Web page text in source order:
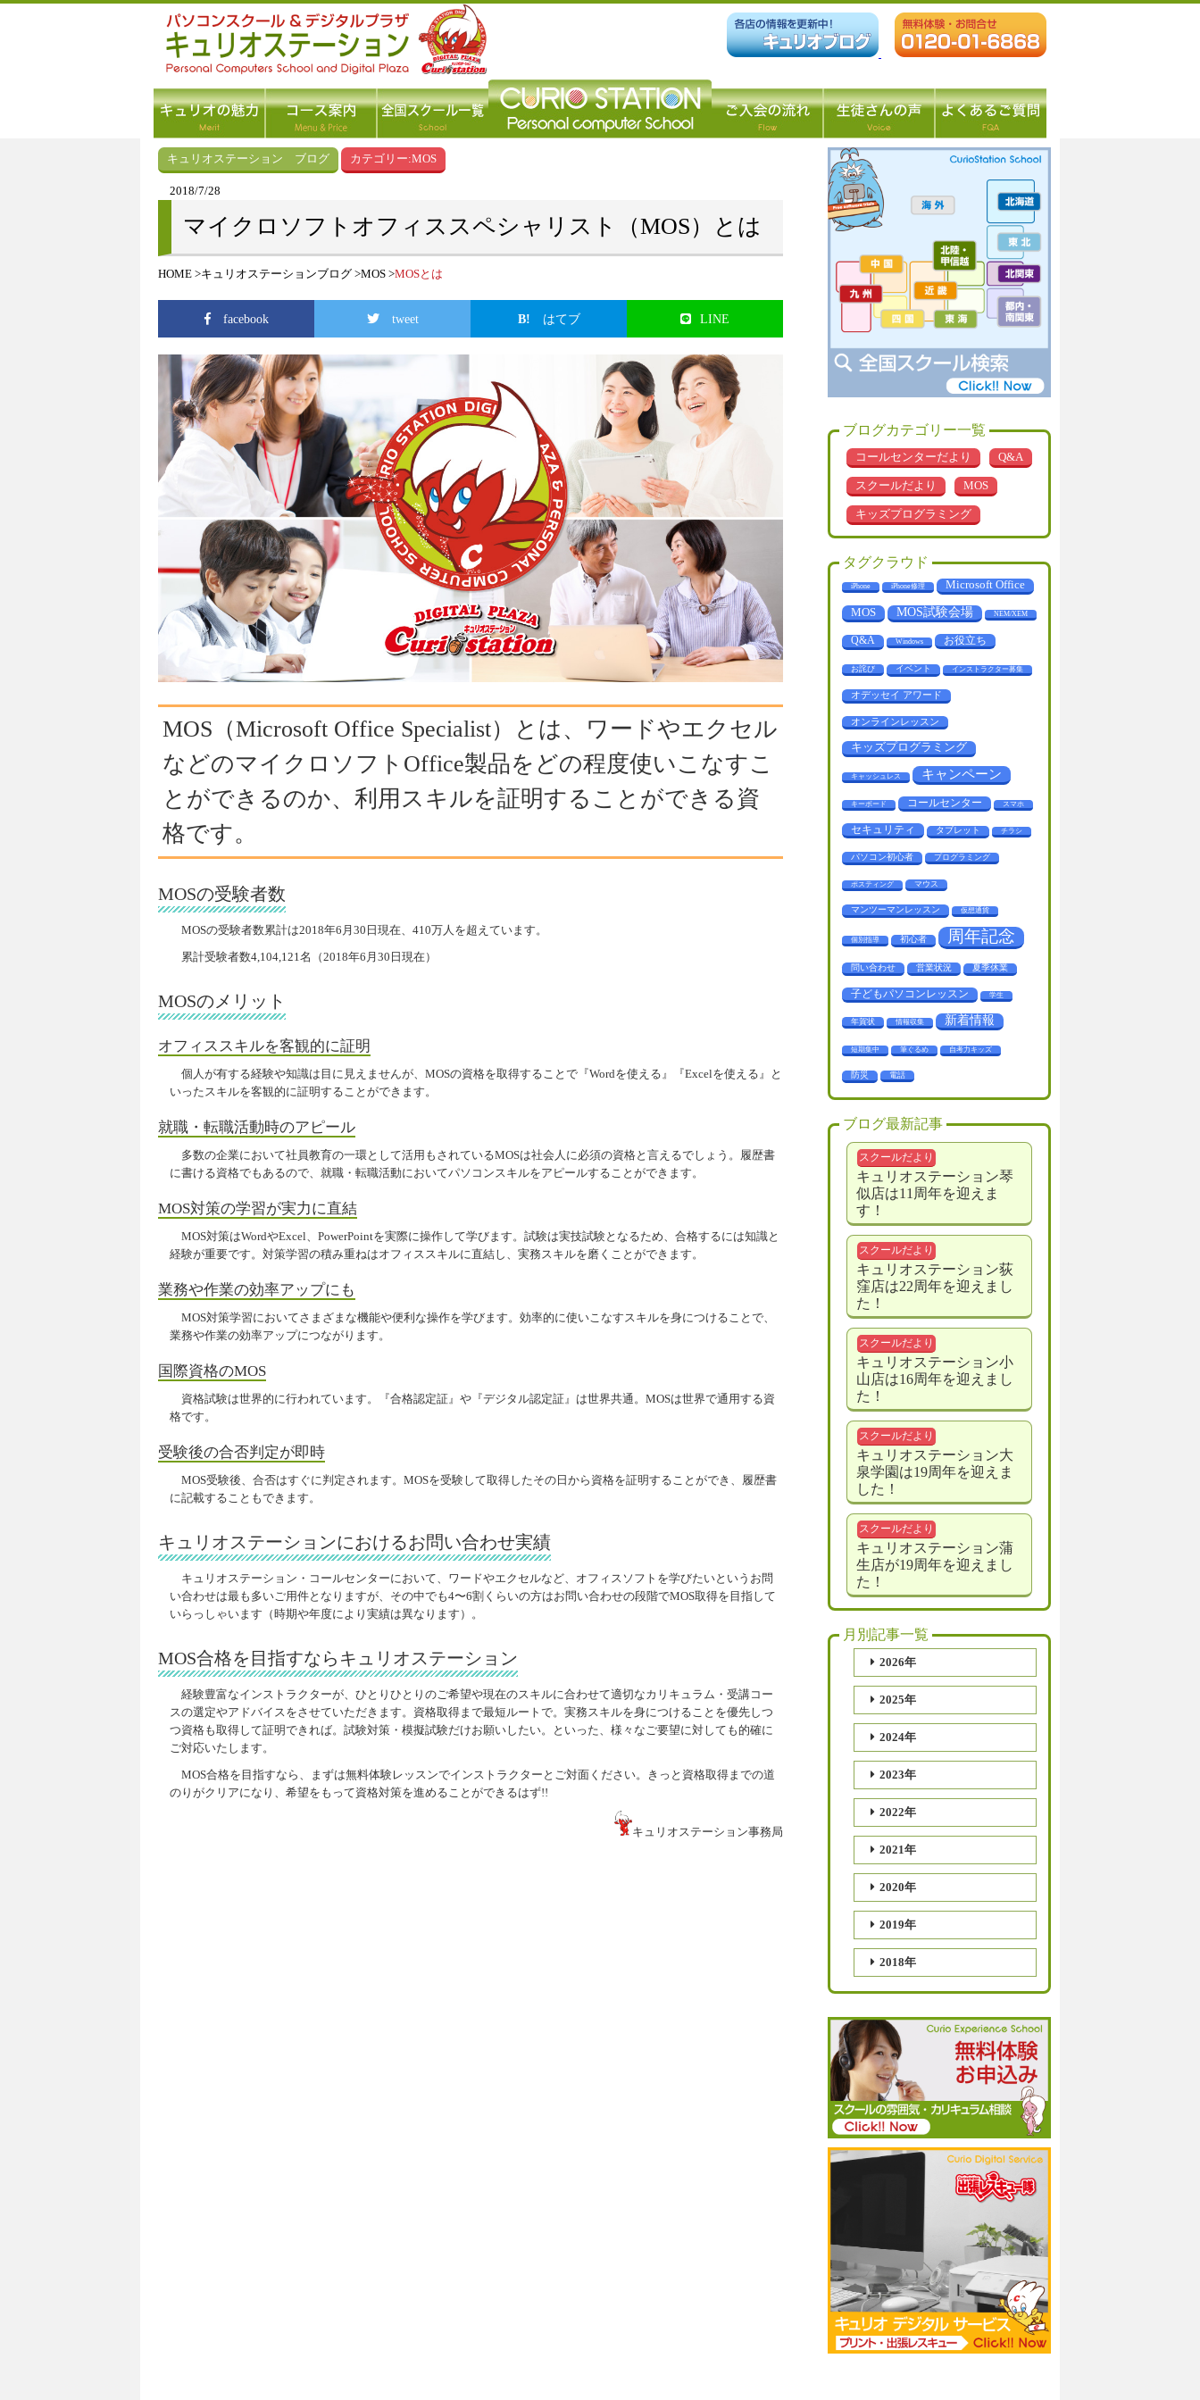
キュリオステーション ブログ カテゴリー:MOS
2018/7/28
マイクロソフトオフィススペシャリスト（MOS）とは
HOME キュリオステーションブログ MOS MOSとは
facebook tweet はてブ LINE
MOS（Microsoft Office Specialist）とは、ワードやエクセル
などのマイクロソフトOffice製品をどの程度使いこなすこ
とができるのか、利用スキルを証明することができる資
格です。
MOSの受験者数
MOSの受験者数累計は2018年6月30日現在、410万人を超えています。
累計受験者数4,104,121名（2018年6月30日現在）
MOSのメリット
オフィススキルを客観的に証明
個人が有する経験や知識は目に見えませんが、MOSの資格を取得することで『Wordを使える』『Excelを使える』と
いったスキルを客観的に証明することができます。
就職・転職活動時のアピール
多数の企業において社員教育の一環として活用もされているMOSは社会人に必須の資格と言えるでしょう。履歴書
に書ける資格でもあるので、就職・転職活動においてパソコンスキルをアピールすることができます。
MOS対策の学習が実力に直結
MOS対策はWordやExcel、PowerPointを実際に操作して学びます。試験は実技試験となるため、合格するには知識と
経験が重要です。対策学習の積み重ねはオフィススキルに直結し、実務スキルを磨くことができます。
業務や作業の効率アップにも
MOS対策学習においてさまざまな機能や便利な操作を学びます。効率的に使いこなすスキルを身につけることで、
業務や作業の効率アップにつながります。
国際資格のMOS
資格試験は世界的に行われています。『合格認定証』や『デジタル認定証』は世界共通。MOSは世界で通用する資
格です。
受験後の合否判定が即時
MOS受験後、合否はすぐに判定されます。MOSを受験して取得したその日から資格を証明することができ、履歴書
に記載することもできます。
キュリオステーションにおけるお問い合わせ実績
キュリオステーション・コールセンターにおいて、ワードやエクセルなど、オフィスソフトを学びたいというお問
い合わせは最も多いご用件となりますが、その中でも4〜6割くらいの方はお問い合わせの段階でMOS取得を目指して
いらっしゃいます（時期や年度により実績は異なります）。
MOS合格を目指すならキュリオステーション
経験豊富なインストラクターが、ひとりひとりのご希望や現在のスキルに合わせて適切なカリキュラム・受講コー
スの選定やアドバイスをさせていただきます。資格取得まで最短ルートで。実務スキルを身につけることを優先しつ
つ資格も取得して証明できれば。試験対策・模擬試験だけお願いしたい。といった、様々なご要望に対しても的確に
ご対応いたします。
MOS合格を目指すなら、まずは無料体験レッスンでインストラクターとご対面ください。きっと資格取得までの道
のりがクリアになり、希望をもって資格対策を進めることができるはず!!
キュリオステーション事務局
ブログカテゴリー一覧
コールセンターだより Q&A
スクールだより MOS
キッズプログラミング
タグクラウド
iPhone iPhone修理 Microsoft Office
MOS MOS試験会場 NEM/XEM
Q&A Windows お役立ち
お詫び イベント インストラクター募集
オデッセイ アワード
オンラインレッスン
キッズプログラミング
キャッシュレス キャンペーン
キーボード コールセンター スマホ
セキュリティ タブレット チラシ
パソコン初心者 プログラミング
ポスティング マウス
マンツーマンレッスン 仮想通貨
個別指導 初心者 周年記念
問い合わせ 営業状況 夏季休業
子どもパソコンレッスン 学生
年賀状 情報収集 新着情報
短期集中 筆ぐるめ 自考力キッズ
防災 電話
ブログ最新記事
スクールだより
キュリオステーション琴
似店は11周年を迎えま
す！
スクールだより
キュリオステーション荻
窪店は22周年を迎えまし
た！
スクールだより
キュリオステーション小
山店は16周年を迎えまし
た！
スクールだより
キュリオステーション大
泉学園は19周年を迎えま
した！
スクールだより
キュリオステーション蒲
生店が19周年を迎えまし
た！
月別記事一覧
2026年
2025年
2024年
2023年
2022年
2021年
2020年
2019年
2018年